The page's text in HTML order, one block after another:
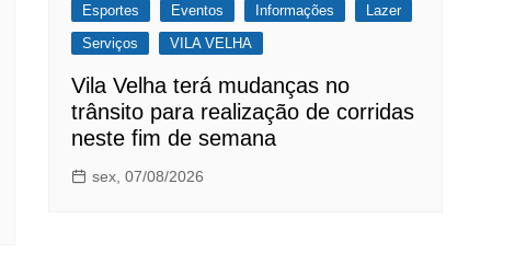
Esportes Eventos Informações
Lazer
Serviços
VILA VELHA
Vila Velha terá mudanças no
trânsito para realização de corridas
neste fim de semana
sex, 07/08/2026